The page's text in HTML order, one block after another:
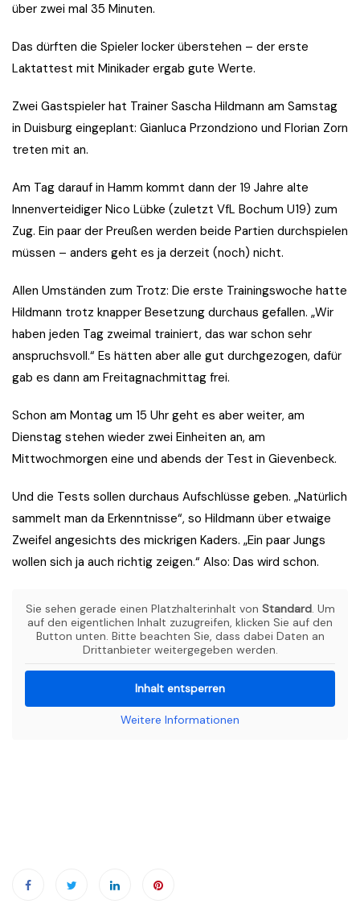
über zwei mal 35 Minuten.
Das dürften die Spieler locker überstehen – der erste
Laktattest mit Minikader ergab gute Werte.
Zwei Gastspieler hat Trainer Sascha Hildmann am Samstag
in Duisburg eingeplant: Gianluca Przondziono und Florian Zorn
treten mit an.
Am Tag darauf in Hamm kommt dann der 19 Jahre alte
Innenverteidiger Nico Lübke (zuletzt VfL Bochum U19) zum
Zug. Ein paar der Preußen werden beide Partien durchspielen
müssen – anders geht es ja derzeit (noch) nicht.
Allen Umständen zum Trotz: Die erste Trainingswoche hatte
Hildmann trotz knapper Besetzung durchaus gefallen. „Wir
haben jeden Tag zweimal trainiert, das war schon sehr
anspruchsvoll.“ Es hätten aber alle gut durchgezogen, dafür
gab es dann am Freitagnachmittag frei.
Schon am Montag um 15 Uhr geht es aber weiter, am
Dienstag stehen wieder zwei Einheiten an, am
Mittwochmorgen eine und abends der Test in Gievenbeck.
Und die Tests sollen durchaus Aufschlüsse geben. „Natürlich
sammelt man da Erkenntnisse“, so Hildmann über etwaige
Zweifel angesichts des mickrigen Kaders. „Ein paar Jungs
wollen sich ja auch richtig zeigen.“ Also: Das wird schon.
Sie sehen gerade einen Platzhalterinhalt von Standard. Um
auf den eigentlichen Inhalt zuzugreifen, klicken Sie auf den
Button unten. Bitte beachten Sie, dass dabei Daten an
Drittanbieter weitergegeben werden.
Inhalt entsperren
Weitere Informationen